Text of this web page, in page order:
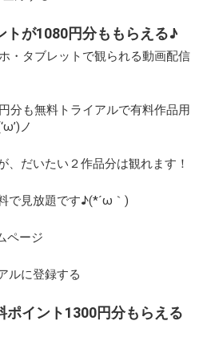
トが1080円分ももらえる♪
・タブレットで観られる動画配信
分も無料トライアルで有料作品用
ノ
、だいたい２作品分は観れます！
で見放題です♪(*´ω｀)
ページ
ルに登録する
ポイント1300円分もらえる